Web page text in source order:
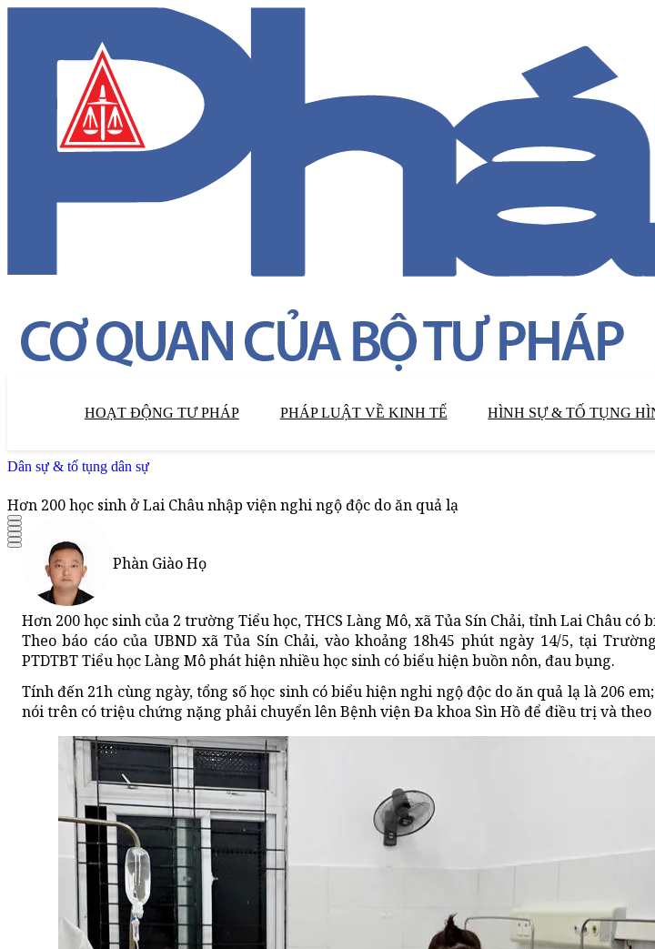
HOẠT ĐỘNG TƯ PHÁP PHÁP LUẬT VỀ KINH TẾ HÌNH SỰ & TỐ TỤNG
Dân sự & tố tụng dân sự
Hơn 200 học sinh ở Lai Châu nhập viện nghi ngộ độc do ăn quả lạ
Phàn Giào Họ
Hơn 200 học sinh của 2 trường Tiểu học, THCS Làng Mô, xã Tủa Sín Chải, tỉnh Lai Châu có
Theo báo cáo của UBND xã Tủa Sín Chải, vào khoảng 18h45 phút ngày 14/5, tại
PTDTBT Tiểu học Làng Mô phát hiện nhiều học sinh có biểu hiện buồn nôn, đau bụng.
Tính đến 21h cùng ngày, tổng số học sinh có biểu hiện nghi ngộ độc do ăn quả lạ là 206
nói trên có triệu chứng nặng phải chuyển lên Bệnh viện Đa khoa Sìn Hồ để điều trị và theo